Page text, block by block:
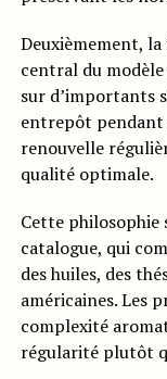
Deuxièmement,
central du
sur d’importants
entrepôt pendant
renouvelle
qualité optimale.
Cette philosophie
catalogue, qui
des huiles, des
américaines. Les
complexité
régularité plutôt